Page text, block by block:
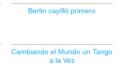
Berlin cay/lló primero
Cambiando el Mundo un Tango
a la Vez